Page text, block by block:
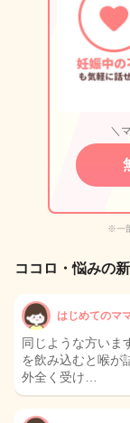
＼
※一
ココロ・悩みの
はじめてのマ
同じような方いま
を飲み込むと喉が
外全く受け…